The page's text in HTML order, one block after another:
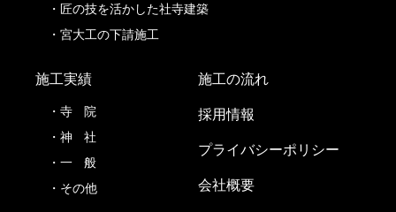
匠の技を活かした社寺建築
宮大工の下請施工
施工実績
寺
院
神
社
一
般
その他
施工の流れ
採用情報
プライバシーポリシー
会社概要